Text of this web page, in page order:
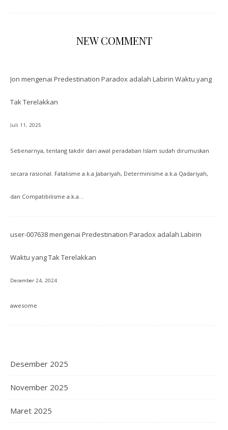
NEW COMMENT
Jon mengenai Predestination Paradox adalah Labirin Waktu yang
Tak Terelakkan
Juli 11, 2025
Sebenarnya, tentang takdir dari awal peradaban Islam sudah dirumuskan
secara rasional. Fatalisme a.k.a Jabariyah, Determinisme a.k.a Qadariyah,
dan Compatibilisme a.k.a…
user-007638mengenai Predestination Paradox adalah Labirin
Waktu yang Tak Terelakkan
Desember 24, 2024
awesome
Desember 2025
November 2025
Maret 2025